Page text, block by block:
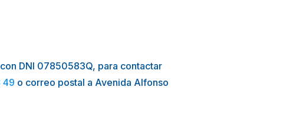
DNI 07850583Q, para contactar
49 o correo postal a Avenida Alfonso